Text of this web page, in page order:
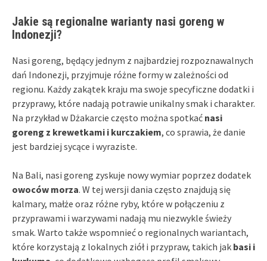
Jakie są regionalne warianty nasi goreng w
Indonezji?
Nasi goreng, będący jednym z najbardziej rozpoznawalnych
dań Indonezji, przyjmuje różne formy w zależności od
regionu. Każdy zakątek kraju ma swoje specyficzne dodatki i
przyprawy, które nadają potrawie unikalny smak i charakter.
Na przykład w Dżakarcie często można spotkać nasi
goreng z krewetkami i kurczakiem, co sprawia, że danie
jest bardziej sycące i wyraziste.
Na Bali, nasi goreng zyskuje nowy wymiar poprzez dodatek
owoców morza. W tej wersji dania często znajdują się
kalmary, małże oraz różne ryby, które w połączeniu z
przyprawami i warzywami nadają mu niezwykle świeży
smak. Warto także wspomnieć o regionalnych wariantach,
które korzystają z lokalnych ziół i przypraw, takich jak basi i